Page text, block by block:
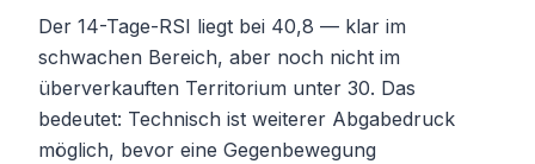
Der 14-Tage-RSI liegt bei 40,8 — klar im
schwachen Bereich, aber noch nicht im
überverkauften Territorium unter 30. Das
bedeutet: Technisch ist weiterer Abgabedruck
möglich, bevor eine Gegenbewegung